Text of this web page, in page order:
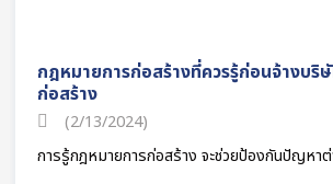
กฎหมายการก่อสร้างที่ควรรู้ก่อนจ้างบริ
ก่อสร้าง
(2/13/2024)
การรู้กฎหมายการก่อสร้าง จะช่วยป้องกันปัญหา